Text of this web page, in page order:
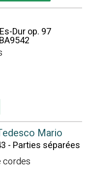
Dur op. 97
Mario
- Parties séparées
cordes